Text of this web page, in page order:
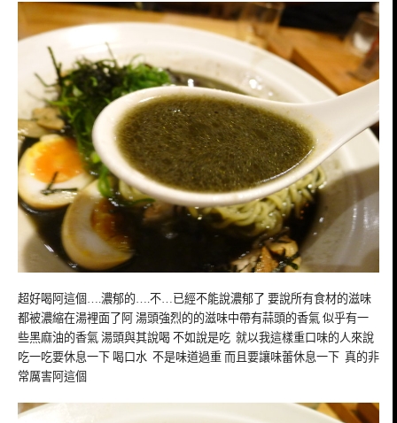
超好喝阿這個….濃郁的….不…已經不能說濃郁了 要說所有食材的滋味
都被濃縮在湯裡面了阿 湯頭強烈的的滋味中帶有蒜頭的香氣 似乎有一
些黑麻油的香氣 湯頭與其說喝 不如說是吃 就以我這樣重口味的人來說
吃一吃要休息一下 喝口水 不是味道過重 而且要讓味蕾休息一下 真的非
常厲害阿這個